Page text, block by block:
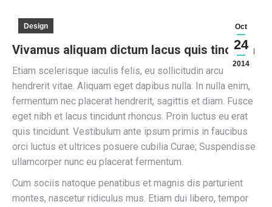
Oct
24
2014
Design
Vivamus aliquam dictum lacus quis tincidun
Etiam scelerisque iaculis felis, eu sollicitudin arcu
hendrerit vitae. Aliquam eget dapibus nulla. In nulla enim,
fermentum nec placerat hendrerit, sagittis et diam. Fusce
eget nibh et lacus tincidunt rhoncus. Proin luctus eu erat
quis tincidunt. Vestibulum ante ipsum primis in faucibus
orci luctus et ultrices posuere cubilia Curae; Suspendisse
ullamcorper nunc eu placerat fermentum.
Cum sociis natoque penatibus et magnis dis parturient
montes, nascetur ridiculus mus. Etiam dui libero, tempor